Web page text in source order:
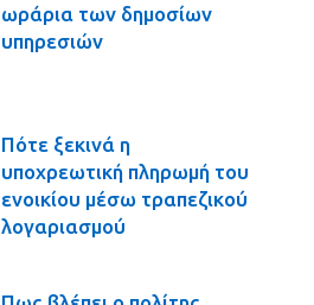
ωράρια των δημοσίων
υπηρεσιών
Πότε ξεκινά η
υποχρεωτική πληρωμή του
ενοικίου μέσω τραπεζικού
λογαριασμού